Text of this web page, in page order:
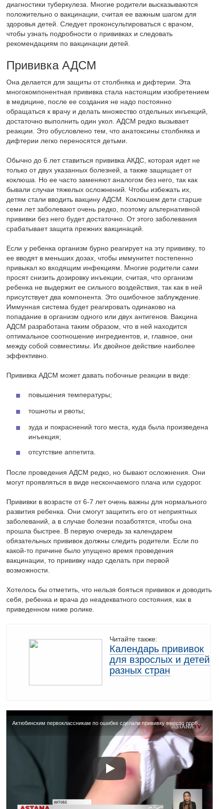
диагностики туберкулеза. Многие родители высказываются
положительно о вакцинации, считая ее важным шагом для
здоровья детей. Следует проконсультироваться с врачом,
чтобы узнать подробности о прививках и следовать
рекомендациям по вакцинации детей.
Прививка АДСМ
Она делается для защиты от столбняка и дифтерии. Эта
многокомпонентная прививка стала настоящим изобретением
в медицине, после ее создания не надо постоянно
обращаться к врачу и делать множество отдельных инъекций,
достаточно выполнить один укол. АДСМ редко вызывает
реакции. Это обусловлено тем, что анатоксины столбняка и
дифтерии легко переносятся детьми.
Обычно до 6 лет ставиться прививка АКДС, которая идет не
только от двух указанных болезней, а также защищает от
коклюша. Но ее часто заменяют аналогом без него, так как
бывали случаи тяжелых осложнений. Чтобы избежать их,
детям стали вводить вакцину АДСМ. Коклюшем дети старше
семи лет заболевают очень редко, поэтому альтернативной
прививки без него будет достаточно. От этого заболевания
срабатывает защита прежних вакцинаций.
Если у ребенка организм бурно реагирует на эту прививку, то
ее вводят в меньших дозах, чтобы иммунитет постепенно
привыкал ко входящим инфекциям. Многие родители сами
просят снизить дозировку инъекции, считая, что организм
ребенка не выдержит ее сильного воздействия, так как в ней
присутствует два компонента. Это ошибочное заблуждение.
Иммунная система будет реагировать одинаково на
попадание в организм одного или двух антигенов. Вакцина
АДСМ разработана таким образом, что в ней находится
оптимальное соотношение ингредиентов, и, главное, они
между собой совместимы. Их двойное действие наиболее
эффективно.
Прививка АДСМ может давать побочные реакции в виде:
повышения температуры;
тошноты и рвоты;
зуда и покраснений того места, куда была произведена
инъекция;
отсутствие аппетита.
После проведения АДСМ редко, но бывают осложнения. Они
могут проявляться в виде нескончаемого плача или судорог.
Прививки в возрасте от 6-7 лет очень важны для нормального
развития ребенка. Они смогут защитить его от неприятных
заболеваний, а в случае болезни позаботятся, чтобы она
прошла быстрее. В первую очередь за календарем
обязательных прививок должны следить родители. Если по
какой-то причине было упущено время проведения
вакцинации, то прививку надо сделать при первой
возможности.
Хотелось бы отметить, что нельзя бояться прививок и доводить
себя, ребенка и врача до неадекватного состояния, как в
приведенном ниже ролике.
Читайте также:
Календарь прививок
для взрослых и детей
разных стран
Актюбинским первоклассникам по ошибке сделали прививку вместо пробы Манту